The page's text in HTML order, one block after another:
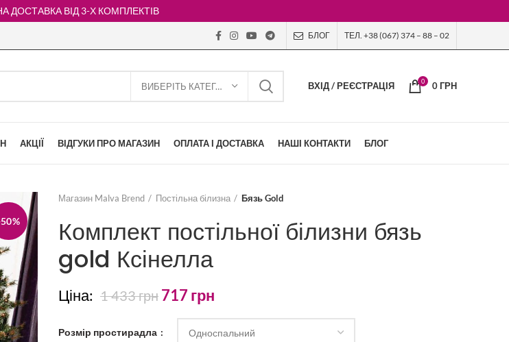
ДОСТАВКА ВІД 3-Х КОМПЛЕКТІВ
БЛОГ ТЕЛ. +38 (067) 374 – 88 – 02
ВИБЕРІТЬ КАТЕГОРІЮ ВХІД / РЕЄСТРАЦІЯ 0 0ГРН
АКЦІЇ ВІДГУКИ ПРО МАГАЗИН ОПЛАТА І ДОСТАВКА НАШІ КОНТАКТИ БЛОГ
Магазин Malva Brend Постільна білизна Бязь Gold
Комплект постільної білизни бязь
gold Ксінелла
Ціна: 1 433грн 717 грн
Розмір простирадла